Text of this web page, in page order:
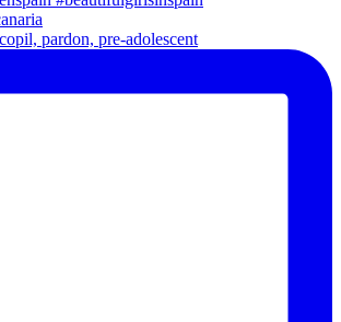
pardon, pre-adolescent